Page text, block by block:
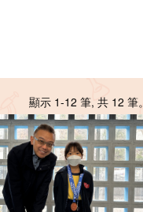
顯示 1-12 筆, 共 12 筆。